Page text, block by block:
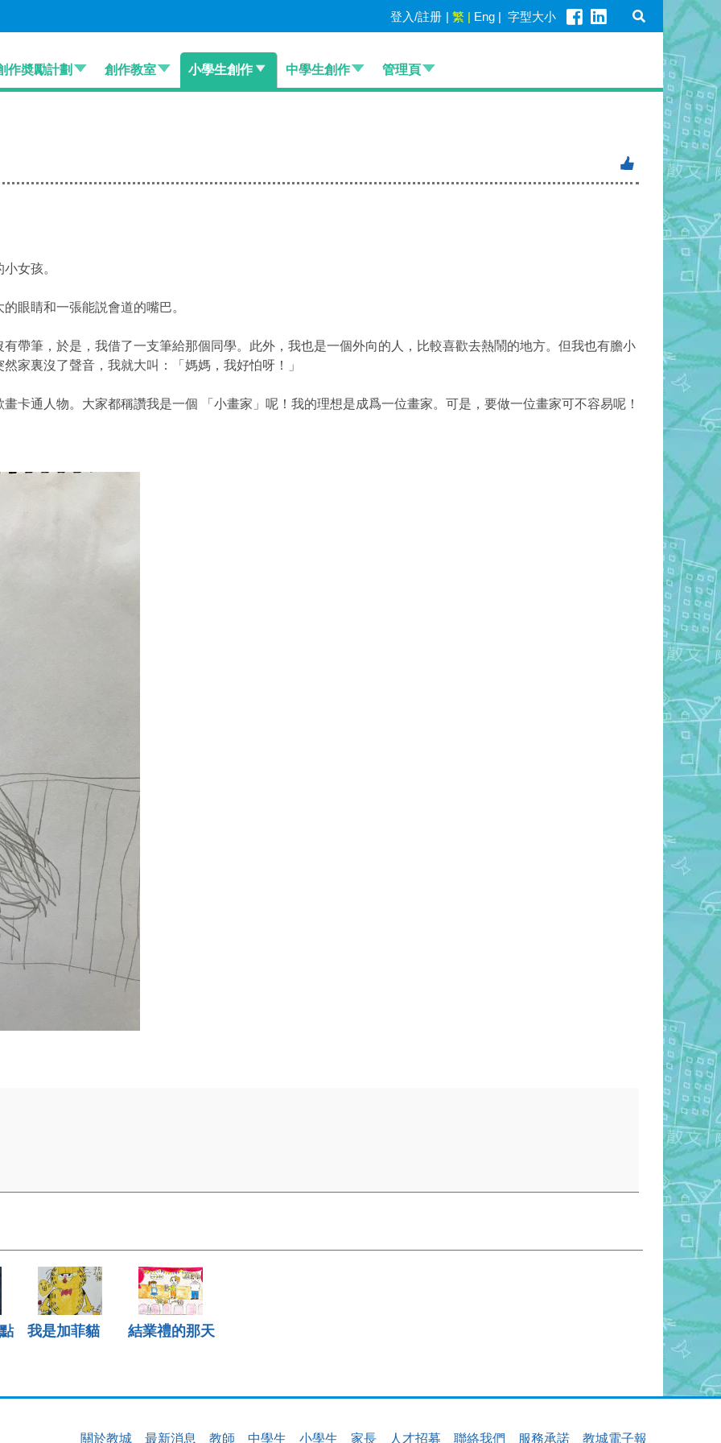
登入/註册 | 繁 | Eng | 字型大小
作奬勵計劃 創作教室 小學生創作 中學生創作 管理頁
女孩。
的眼睛和一張能説會道的嘴巴。
帶筆，於是， 我借了一支筆給那個同學。此外，我也是一個外向的人， 比較喜歡去熱鬧的地方。但我也有膽小
家裏沒了聲音，我就大叫：「 媽媽，我好怕呀！」
卡通人物。 大家都稱讚我是一個 「小畫家」呢！我的理想是成爲一位畫家。可是， 要做一位畫家可不容易呢！
我是加菲貓 結業禮的那天
關於教城 最新消息 教師 中學生 小學生 家長 人才招募 聯絡我們 服務承諾 教城電子報